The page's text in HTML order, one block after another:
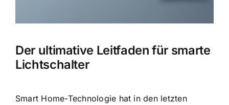
Der ultimative Leitfaden für smarte
Lichtschalter
Smart Home-Technologie hat in den letzten